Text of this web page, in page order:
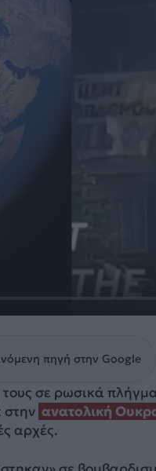
πηγή στην Google
σε ρωσικά
στην ανατολική
αρχές.